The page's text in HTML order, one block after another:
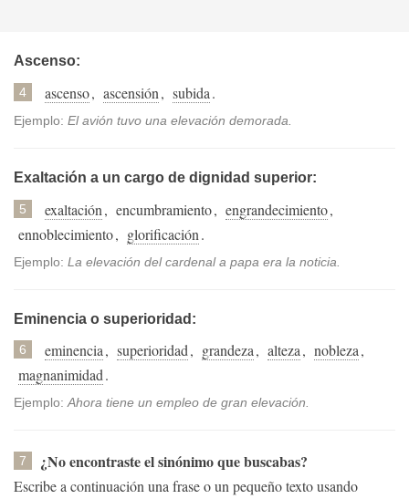
Ascenso:
4 ascenso, ascensión, subida.
Ejemplo: El avión tuvo una elevación demorada.
Exaltación a un cargo de dignidad superior:
5 exaltación, encumbramiento, engrandecimiento,
ennoblecimiento, glorificación.
Ejemplo: La elevación del cardenal a papa era la noticia.
Eminencia o superioridad:
6 eminencia, superioridad, grandeza, alteza, nobleza,
magnanimidad.
Ejemplo: Ahora tiene un empleo de gran elevación.
7 ¿No encontraste el sinónimo que buscabas?
Escribe a continuación una frase o un pequeño texto usando